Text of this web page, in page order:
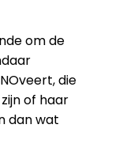
om de
die
of haar
dan wat